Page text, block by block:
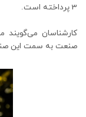
3 پرداخته است.
کارشناسان می‌گویند
صنعت به سمت این